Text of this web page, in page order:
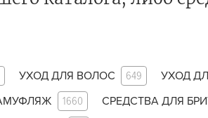
ухода за бородой
Химзавивка и
химвыпрямление
УХОД ДЛЯ ВОЛОС 649 УХОД
1660 СРЕДСТВА ДЛЯ